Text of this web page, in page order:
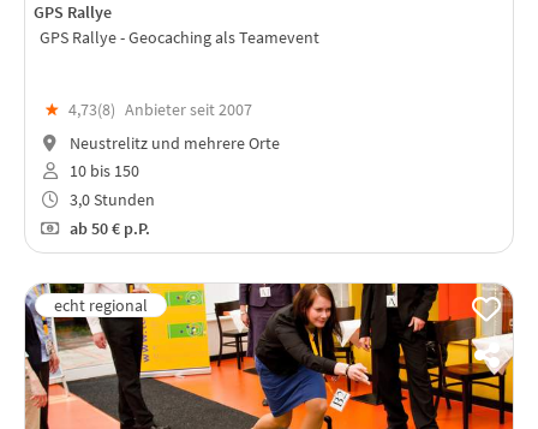
GPS Rallye
GPS Rallye - Geocaching als Teamevent
★ 4,73(8) Anbieter seit 2007
Neustrelitz und mehrere Orte
10 bis 150
3,0 Stunden
ab50 € p.P.